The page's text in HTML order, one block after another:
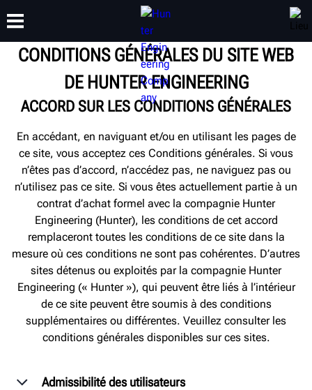
PRODUITS ASSISTANCE
FORMATION
À PROPOS DE
CONDITIONS GÉNÉRALES DU SITE WEB
DE HUNTER ENGINEERING
ACCORD SUR LES CONDITIONS GÉNÉRALES
En accédant, en naviguant et/ou en utilisant les pages de
ce site, vous acceptez ces Conditions générales. Si vous
n’êtes pas d’accord, n’accédez pas, ne naviguez pas ou
n’utilisez pas ce site. Si vous êtes actuellement partie à un
contrat d’achat formel avec la compagnie Hunter
Engineering (Hunter), les conditions de cet accord
remplaceront toutes les conditions de ce site dans la
mesure où ces conditions ne sont pas cohérentes. D’autres
sites détenus ou exploités par la compagnie Hunter
Engineering (« Hunter »), qui peuvent être liés à l’intérieur
de ce site peuvent être soumis à des conditions
supplémentaires ou différentes. Veuillez consulter les
conditions générales disponibles sur ces sites.
Admissibilité des utilisateurs